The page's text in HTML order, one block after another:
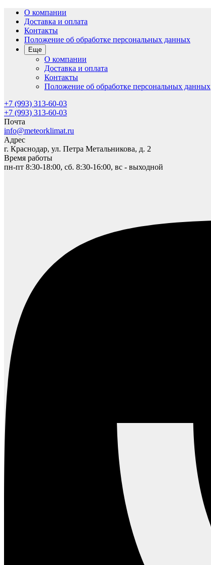
О компании
Доставка и оплата
Контакты
Положение об обработке персональных данных
Еще
О компании
Доставка и оплата
Контакты
Положение об обработке персональных данных
+7 (993) 313-60-03
+7 (993) 313-60-03
Почта
info@meteorklimat.ru
Адрес
г. Краснодар, ул. Петра Метальникова, д. 2
Время работы
пн-пт 8:30-18:00, сб. 8:30-16:00, вс - выходной